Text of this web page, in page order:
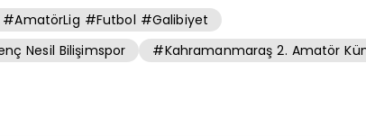
#Futbol #Galibiyet
Nesil Bilişimspor
#Kahramanmaraş 2. Amatör